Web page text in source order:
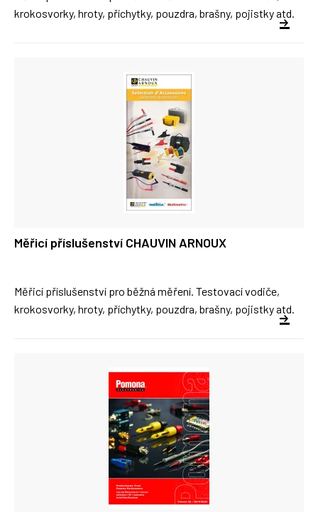
krokosvorky, hroty, příchytky, pouzdra, brašny, pojistky atd.
Měřicí příslušenství CHAUVIN ARNOUX
Měřicí příslušenství pro běžná měření. Testovací vodiče,
krokosvorky, hroty, příchytky, pouzdra, brašny, pojistky atd.